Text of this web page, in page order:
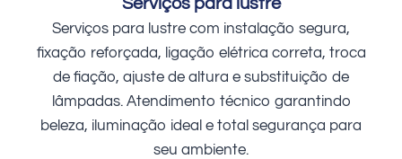
Serviços para lustre com instalação segura,
fixação reforçada, ligação elétrica correta, troca
de fiação, ajuste de altura e substituição de
lâmpadas. Atendimento técnico garantindo
beleza, iluminação ideal e total segurança para
seu ambiente.